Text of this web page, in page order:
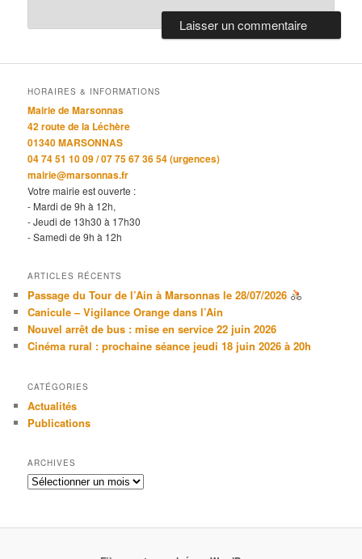
HORAIRES & INFORMATIONS
Mairie de Marsonnas
42 route de la Léchère
01340 MARSONNAS
04 74 51 10 09 / 07 75 67 36 54 (urgences)
mairie@marsonnas.fr
Votre mairie est ouverte :
- Mardi de 9h à 12h,
- Jeudi de 13h30 à 17h30
- Samedi de 9h à 12h
ARTICLES RÉCENTS
Passage du Tour de l’Ain à Marsonnas le 28/07/2026
Canicule – Vigilance Orange dans l’Ain
Nouvel arrêt de bus : mise en service 22 juin 2026
Cinéma rural : prochaine séance jeudi 18 juin 2026 à 20h
CATÉGORIES
Actualités
Publications
ARCHIVES
Archives